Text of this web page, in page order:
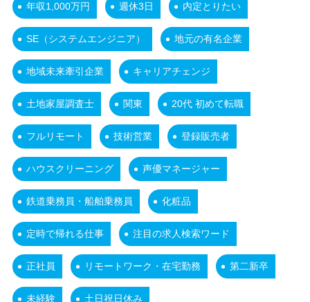
年収1,000万円 週休3日 内定とりたい
SE（システムエンジニア） 地元の有名企業
地域未来牽引企業 キャリアチェンジ
土地家屋調査士 関東 20代 初めて転職
フルリモート 技術営業 登録販売者
ハウスクリーニング 声優マネージャー
鉄道乗務員・船舶乗務員 化粧品
定時で帰れる仕事 注目の求人検索ワード
正社員 リモートワーク・在宅勤務 第二新卒
未経験 土日祝日休み